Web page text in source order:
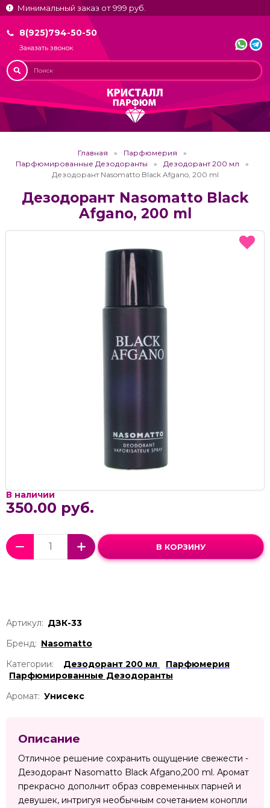
Минимальный заказ от 999 руб.
8(925)794-50-50
Заказать звонок
Главная
Парфюмерия
Парфюмированные Дезодоранты
Дезодорант 200 мл
Дезодорант Nasomatto Black Afgano, 200 ml
Дезодорант Nasomatto Black
Afgano, 200 ml
В наличии
350.00 руб.
В КОРЗИНУ
Артикул: ДЗК-33
Бренд: Nasomatto
Категории:
Дезодорант 200 мл
Парфюмерия
Парфюмированные Дезодоранты
Аромат: Унисекс
Описание
Отличное решение сохранить ощущение свежести -
Дезодорант Nasomatto Black Afgano,200 ml. Аромат
прекрасно дополнит образ современных парней и
девушек, интригуя необычным сочетанием конопли